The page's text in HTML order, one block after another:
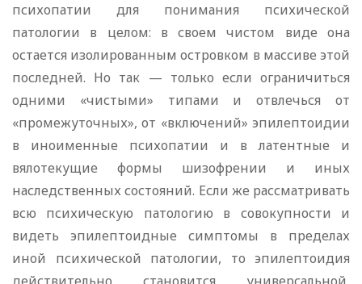
психопатии для понимания психической
патологии в целом: в своем чистом виде она
остается изолированным островком в массиве этой
последней. Но так — только если ограничиться
одними «чистыми» типами и отвлечься от
«промежуточных», от «включений» эпилептоидии
в иноименные психопатии и в латентные и
вялотекущие формы шизофрении и иных
наследственных состояний. Если же рассматривать
всю психическую патологию в совокупности и
видеть эпилептоидные симптомы в пределах
иной психической патологии, то эпилептоидия